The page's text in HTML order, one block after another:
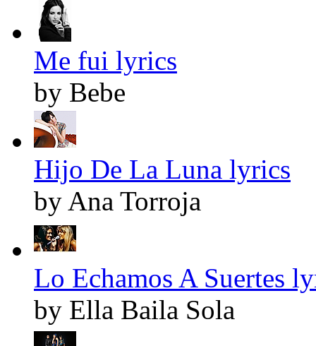
Me fui lyrics
by Bebe
Hijo De La Luna lyrics
by Ana Torroja
Lo Echamos A Suertes
by Ella Baila Sola